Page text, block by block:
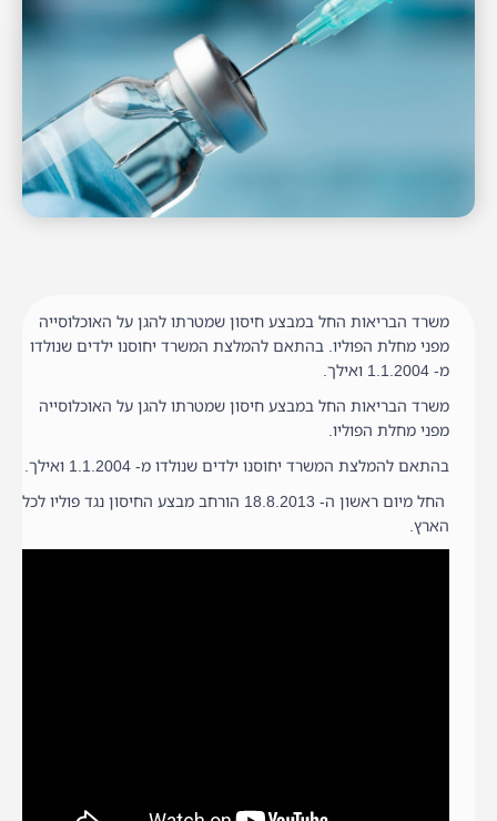
משרד הבריאות החל במבצע חיסון שמטרתו להגן על האוכלוסייה
מפני מחלת הפוליו. בהתאם להמלצת המשרד יחוסנו ילדים שנולדו
מ- 1.1.2004 ואילך.
משרד הבריאות החל במבצע חיסון שמטרתו להגן על האוכלוסייה
מפני מחלת הפוליו.
בהתאם להמלצת המשרד יחוסנו ילדים שנולדו מ- 1.1.2004 ואילך.
החל מיום ראשון ה- 18.8.2013 הורחב מבצע החיסון נגד פוליו לכל
הארץ.